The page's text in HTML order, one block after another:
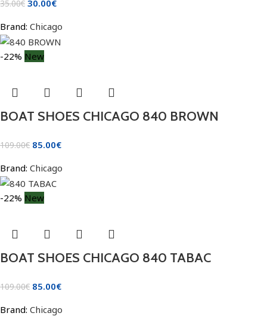
35.00€ 30.00€
Brand: Chicago
-22% New
BOAT SHOES CHICAGO 840 BROWN
109.00€ 85.00€
Brand: Chicago
-22% New
BOAT SHOES CHICAGO 840 TABAC
109.00€ 85.00€
Brand: Chicago